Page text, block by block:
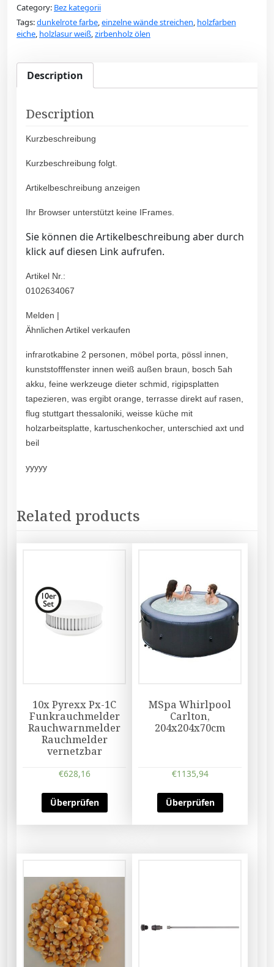
Category: Bez kategorii
Tags:dunkelrote farbe einzelne wände streichen holzfarben
eiche holzlasur weiß zirbenholz ölen
Description
Description
Kurzbeschreibung
Kurzbeschreibung folgt.
Artikelbeschreibung anzeigen
Ihr Browser unterstützt keine IFrames.
Sie können die Artikelbeschreibung aber durch
klick auf diesen Link aufrufen.
Artikel Nr.:
0102634067
Melden |
Ähnlichen Artikel verkaufen
infrarotkabine 2 personen, möbel porta, pössl innen,
kunststofffenster innen weiß außen braun, bosch 5ah
akku, feine werkzeuge dieter schmid, rigipsplatten
tapezieren, was ergibt orange, terrasse direkt auf rasen,
flug stuttgart thessaloniki, weisse küche mit
holzarbeitsplatte, kartuschenkocher, unterschied axt und
beil
yyyyy
Related products
10x Pyrexx Px-1C
Funkrauchmelder
Rauchwarnmelder
Rauchmelder
vernetzbar
€628,16
Überprüfen
MSpa Whirlpool
Carlton,
204x204x70cm
€1135,94
Überprüfen